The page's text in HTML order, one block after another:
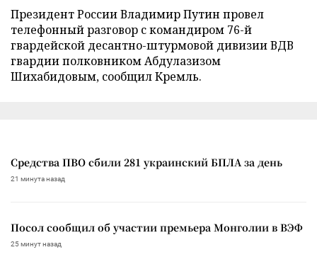
Президент России Владимир Путин провел
телефонный разговор с командиром 76-й
гвардейской десантно-штурмовой дивизии ВДВ
гвардии полковником Абдулазизом
Шихабидовым, сообщил Кремль.
Средства ПВО сбили 281 украинский БПЛА за день
21 минута назад
Посол сообщил об участии премьера Монголии в ВЭФ
25 минут назад